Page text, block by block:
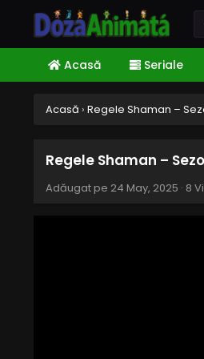
Acasă Seriale
Acasă › Regele Shaman –
Regele Shaman –
Adăugat pe 24 May, 2025 · 8